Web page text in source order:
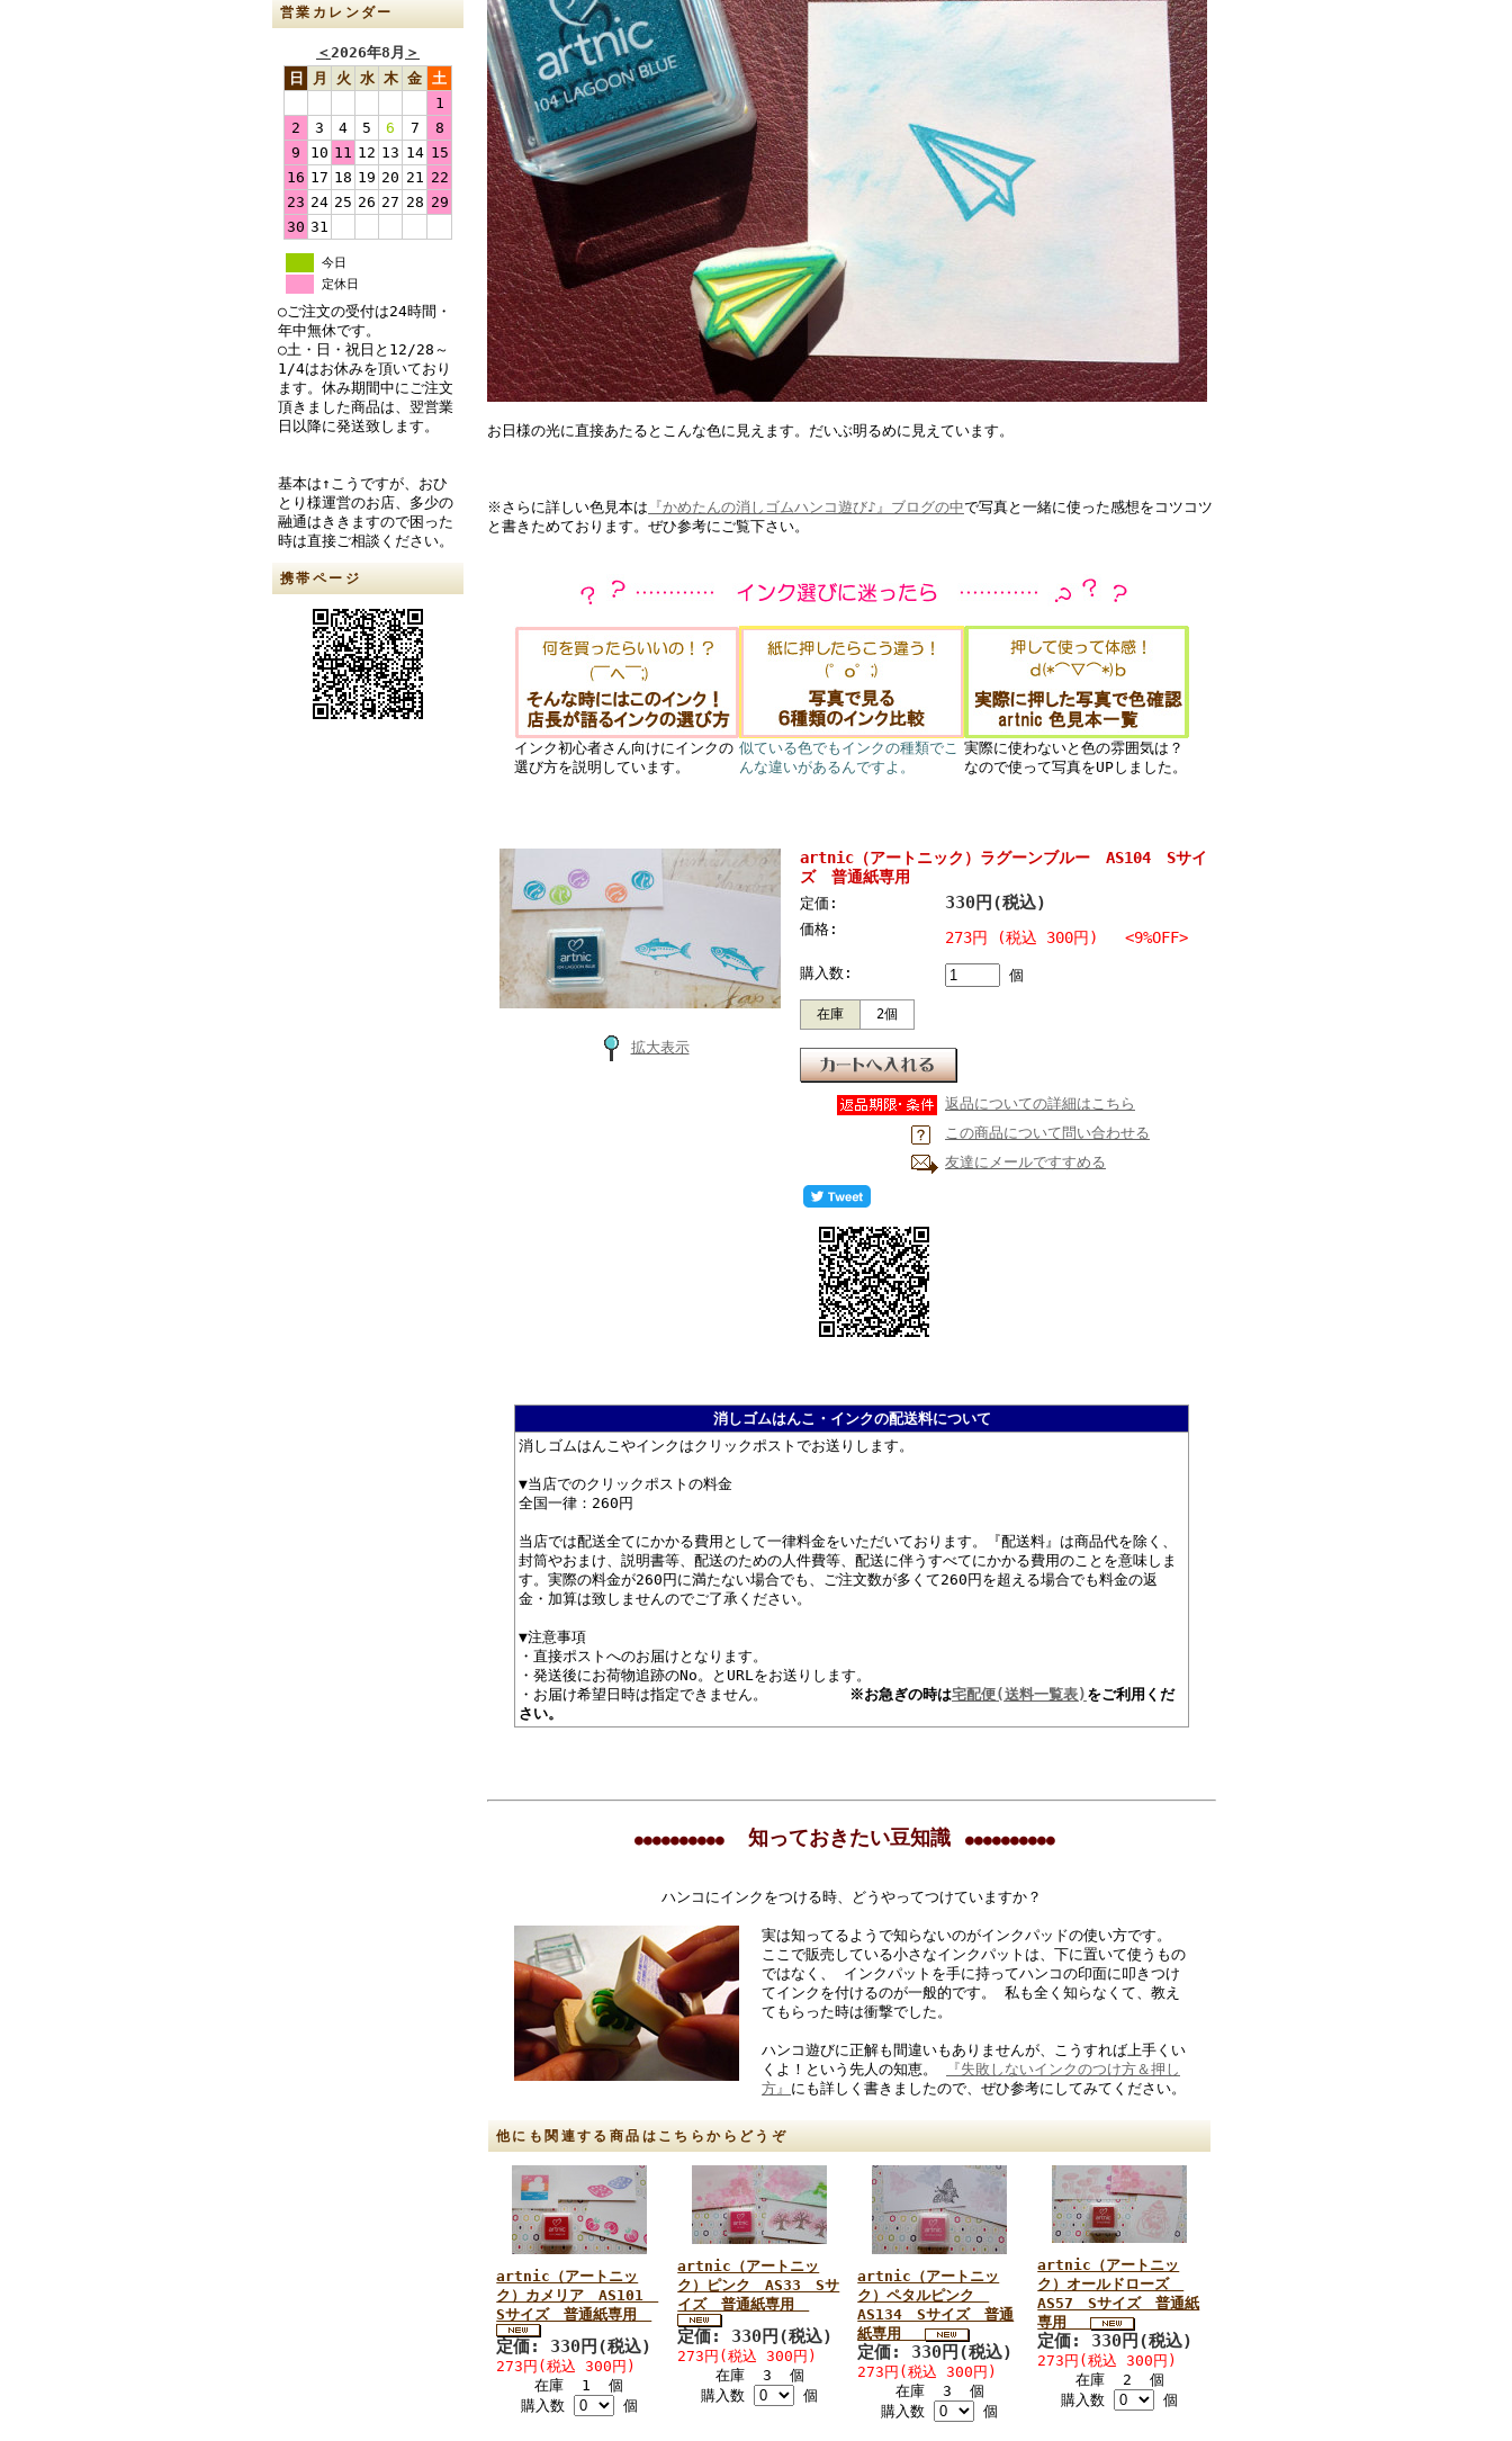
営業カレンダー
＜2026年8月 ＞
日
月 火 水 木 金 土
1
2
3 4 5 6 7
8
9
10 11 12 13 14 15
16 17 18 19 20 21 22
23 24 25 26 27 28 29
30 31
今日
定休日
○ご注文の受付は24時間・
年中無休です。
○土・日・祝日と12/28～
1/4はお休みを頂いており
ます。休み期間中にご注文
頂きました商品は、翌営業
日以降に発送致します。
基本は↑こうですが、おひ
とり様運営のお店、多少の
融通はききますので困った
時は直接ご相談ください。
携帯ページ
お日様の光に直接あたるとこんな色に見えます。だいぶ明るめに見えています。
※さらに詳しい色見本は 『かめたんの消しゴムハンコ遊び♪』ブログの中で写真と一緒に使った感想をコツコツ
と書きためております。ぜひ参考にご覧下さい。
インク初心者さん向けにインクの
選び方を説明しています。
似ている色でもインクの種類でこ
んな違いがあるんですよ。
実際に使わないと色の雰囲気は？
なので使って写真をUPしました。
拡大表示
artnic（アートニック）ラグーンブルー AS104 Sサイ
ズ 普通紙専用
定価: 330円(税込)
価格: 273円 (税込 300円) <9%OFF>
購入数: 個
在庫 2個
返品についての詳細はこちら
この商品について問い合わせる
友達にメールですすめる
消しゴムはんこ・インクの配送料について
消しゴムはんこやインクはクリックポストでお送りします。
▼当店でのクリックポストの料金
全国一律：260円
当店では配送全てにかかる費用として一律料金をいただいております。『配送料』は商品代を除く、
封筒やおまけ、説明書等、配送のための人件費等、配送に伴うすべてにかかる費用のことを意味しま
す。実際の料金が260円に満たない場合でも、ご注文数が多くて260円を超える場合でも料金の返
金・加算は致しませんのでご了承ください。
▼注意事項
・直接ポストへのお届けとなります。
・発送後にお荷物追跡のNo。とURLをお送りします。
・お届け希望日時は指定できません。
※お急ぎの時は宅配便(送料一覧表) をご利用くだ
さい。
●●●●●●●●●● 知っておきたい豆知識 ●●●●●●●●●●
ハンコにインクをつける時、どうやってつけていますか？
実は知ってるようで知らないのがインクパッドの使い方です。
ここで販売している小さなインクパットは、下に置いて使うもの
ではなく、 インクパットを手に持ってハンコの印面に叩きつけ
てインクを付けるのが一般的です。 私も全く知らなくて、教え
てもらった時は衝撃でした。
ハンコ遊びに正解も間違いもありませんが、こうすれば上手くい
くよ！という先人の知恵。
『失敗しないインクのつけ方＆押し
方』 にも詳しく書きましたので、ぜひ参考にしてみてください。
他にも関連する商品はこちらからどうぞ
artnic（アートニッ
ク）カメリア AS101
Sサイズ 普通紙専用
定価: 330円(税込)
273円(税込 300円)
在庫 1 個
購入数
個
artnic（アートニッ
ク）ピンク AS33 Sサ
イズ 普通紙専用
定価: 330円(税込)
273円(税込 300円)
在庫 3 個
購入数
個
artnic（アートニッ
ク）ペタルピンク
AS134 Sサイズ 普通
紙専用
定価: 330円(税込)
273円(税込 300円)
在庫 3 個
購入数
個
artnic（アートニッ
ク）オールドローズ
AS57 Sサイズ 普通紙
専用
定価: 330円(税込)
273円(税込 300円)
在庫 2 個
購入数
個